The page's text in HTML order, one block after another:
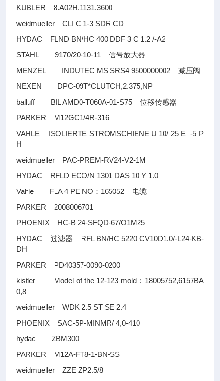
KUBLER 8.A02H.1131.3600
weidmueller CLI C 1-3 SDR CD
HYDAC FLND BN/HC 400 DDF 3 C 1.2 /-A2
STAHL 9170/20-10-11信号放大器
MENZEL INDUTEC MS SRS4 9500000002减压阀
NEXEN DPC-09T*CLUTCH,2.375,NP
balluff BIL AMD0-T060A-01-S75位移传感器
PARKER M12GC1/4R-316
VAHLE ISOLIERTE STROMSCHIENE U 10/ 25 E -5 P
H
weidmueller PAC-PREM-RV24-V2-1M
HYDAC RFLD ECO/N 1301 DAS 10 Y 1.0
Vahle FLA 4 PE NO ： 165052 电缆
PARKER 2008006701
PHOENIX HC-B 24-SFQD-67/O1M25
HYDAC过滤器
RFL BN/HC 5220 CV10D1.0/-L24-KB-
DH
PARKER PD40357-0090-0200
kistler Model of the 12-123 mold ： 18005752,6157BA
0,8
weidmueller WDK 2.5 ST SE 2.4
PHOENIX SAC-5P-MINMR/ 4,0-410
hydac ZBM300
PARKER M12A-FT8-1-BN-SS
weidmueller ZZE ZP2.5/8